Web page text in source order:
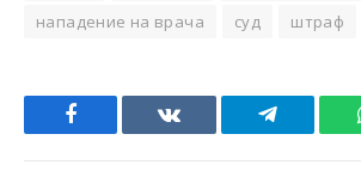
нападение на врача
суд штраф
Facebook VKontakteTelegram